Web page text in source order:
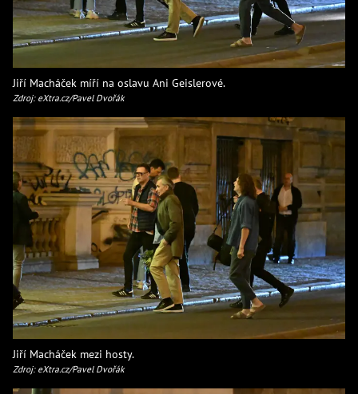
Jiří Macháček míří na oslavu Ani Geislerové.
Zdroj: eXtra.cz/Pavel Dvořák
Jiří Macháček mezi hosty.
Zdroj: eXtra.cz/Pavel Dvořák